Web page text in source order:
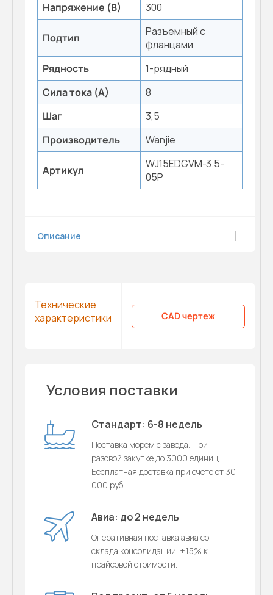
Напряжение (В) 300
Подтип
Разъемный с
фланцами
Рядность
1-рядный
Сила тока (А)
8
Шаг
3,5
Производитель
Wanjie
Артикул
WJ15EDGVM-3.5-
05P
Описание
Технические
характеристики
CAD чертеж
Условия поставки
Стандарт: 6-8 недель
Поставка морем с завода. При
разовой закупке до 3000 единиц.
Бесплатная доставка при счете от 30
000 руб.
Авиа: до 2 недель
Оперативная поставка авиа со
склада консолидации. +15% к
прайсовой стоимости.